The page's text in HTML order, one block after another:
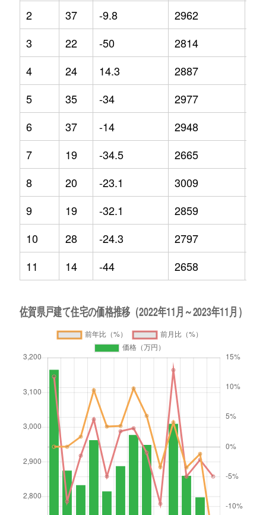
2
37 -9.8 2962
3
22 -50 2814
4
24 14.3 2887
5
35 -34 2977
6
37 -14 2948
7
19 -34.5 2665
8
20 -23.1 3009
9
19 -32.1 2859
10
28 -24.3 2797
11
14 -44 2658